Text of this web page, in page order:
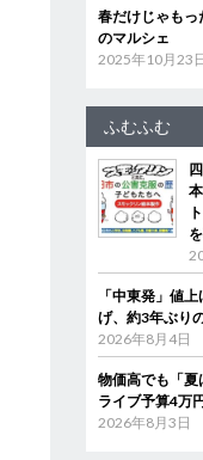
春だけじゃも
のマルシェ
2025年10月23
ふむふむ
「中東発」値
げ、約3年ぶり
2026年8月4日
物価高でも「
ライブ予算4万
2026年8月3日